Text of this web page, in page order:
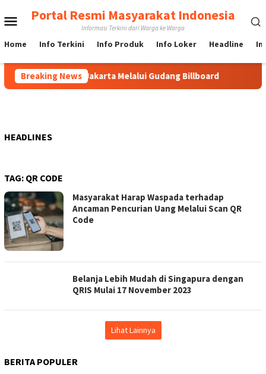
ke
Menu
Mobile
Portal Resmi Masyarakat Indonesia
Informasi Terkini dari Warga ke Warga
Home Info Terkini Info Produk Info Loker Headline
Breaking News
Billboard di Jakarta Melalui Gudang Billboard
HEADLINES
TAG: QR CODE
Masyarakat Harap Waspada terhadap
Ancaman Pencurian Uang Melalui Scan QR
Code
Belanja Lebih Mudah di Singapura dengan
QRIS Mulai 17 November 2023
Lihat Lainnya
BERITA POPULER